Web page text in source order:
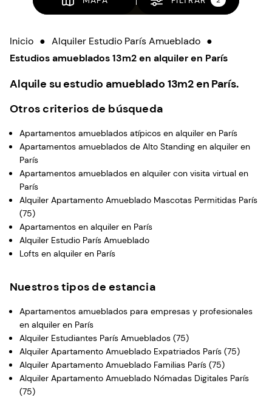
Inicio ● Alquiler Estudio París Amueblado ●
Estudios amueblados 13m2 en alquiler en París
Alquile su estudio amueblado 13m2 en París.
Otros criterios de búsqueda
Apartamentos amueblados atípicos en alquiler en París
Apartamentos amueblados de Alto Standing en alquiler en
París
Apartamentos amueblados en alquiler con visita virtual en
París
Alquiler Apartamento Amueblado Mascotas Permitidas París
(75)
Apartamentos en alquiler en París
Alquiler Estudio París Amueblado
Lofts en alquiler en París
Nuestros tipos de estancia
Apartamentos amueblados para empresas y profesionales
en alquiler en París
Alquiler Estudiantes París Amueblados (75)
Alquiler Apartamento Amueblado Expatriados París (75)
Alquiler Apartamento Amueblado Familias París (75)
Alquiler Apartamento Amueblado Nómadas Digitales París
(75)